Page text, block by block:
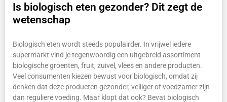
Is biologisch eten gezonder? Dit zegt de
wetenschap
Biologisch eten wordt steeds populairder. In vrijwel iedere
supermarkt vind je tegenwoordig een uitgebreid assortiment
biologische groenten, fruit, zuivel, vlees en andere producten.
Veel consumenten kiezen bewust voor biologisch, omdat zij
denken dat deze producten gezonder, veiliger of voedzamer zijn
dan reguliere voeding. Maar klopt dat ook? Bevat biologisch